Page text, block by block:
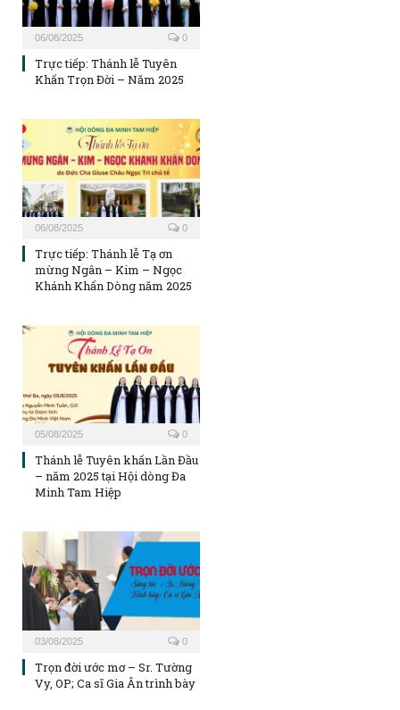
06/08/2025 0
Trực tiếp: Thánh lễ Tuyên
Khấn Trọn Đời – Năm 2025
06/08/2025 0
Trực tiếp: Thánh lễ Tạ ơn
mừng Ngân – Kim – Ngọc
Khánh Khấn Dòng năm 2025
05/08/2025 0
Thánh lễ Tuyên khấn Lần Đầu
– năm 2025 tại Hội dòng Đa
Minh Tam Hiệp
03/08/2025 0
Trọn đời ước mơ – Sr. Tường
Vy, OP; Ca sĩ Gia Ân trình bày